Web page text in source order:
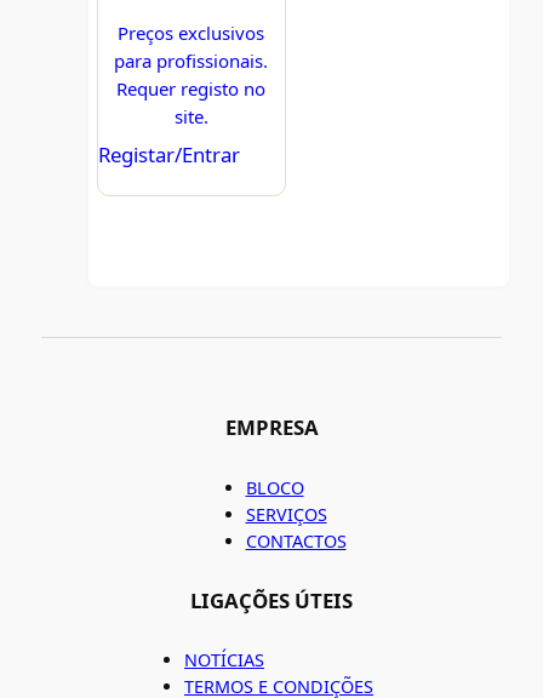
Preços exclusivos
para profissionais.
Requer registo no
site.
Registar/Entrar
EMPRESA
BLOCO
SERVIÇOS
CONTACTOS
LIGAÇÕES ÚTEIS
NOTÍCIAS
TERMOS E CONDIÇÕES